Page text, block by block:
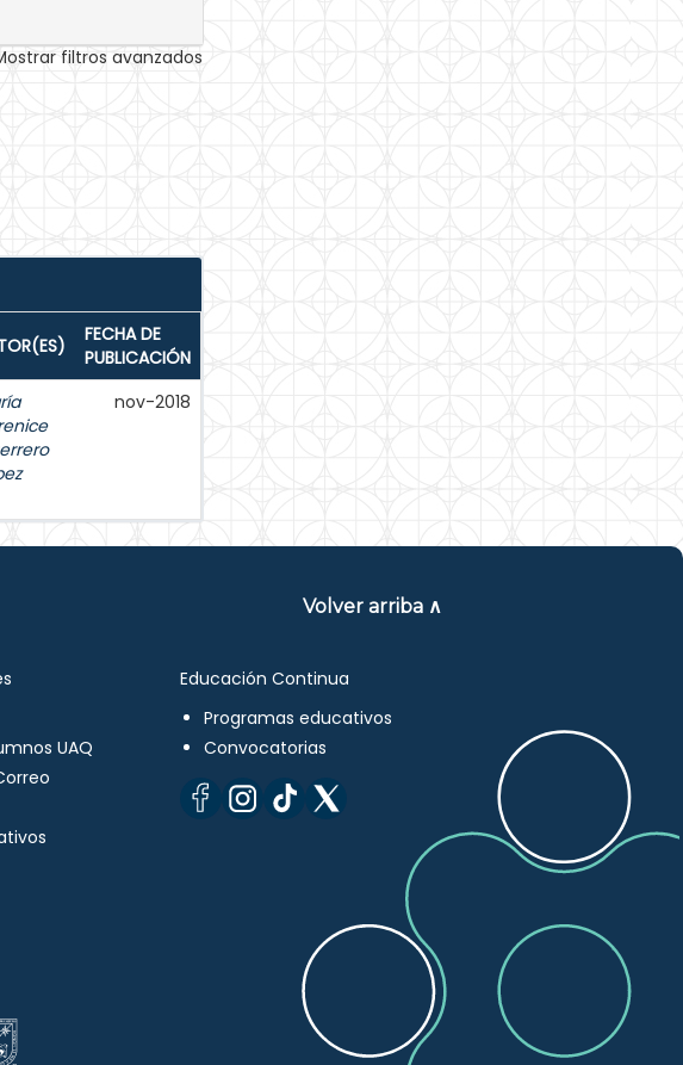
filtros avanzados
FECHA DE
PUBLICACIÓN
nov-2018
Volver arriba ∧
UAQ
Educación Continua
Programas educativos
Convocatorias